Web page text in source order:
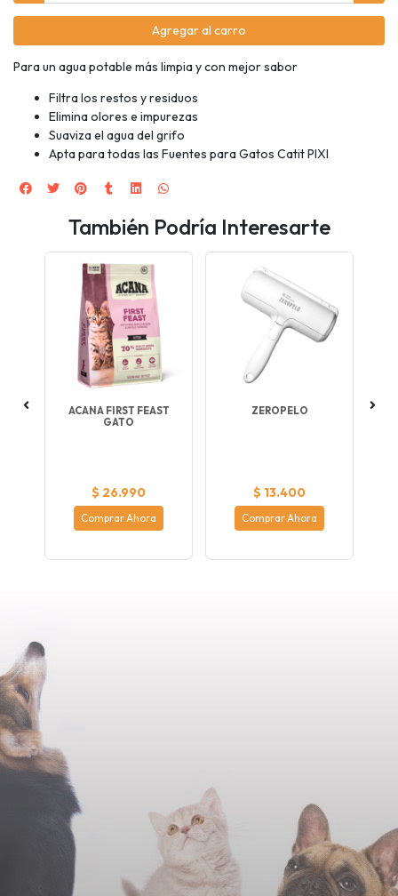
Agregar al carro
Para un agua potable más limpia y con mejor sabor
Filtra los restos y residuos
Elimina olores e impurezas
Suaviza el agua del grifo
Apta para todas las Fuentes para Gatos Catit PIXI
También Podría Interesarte
ACANA FIRST FEAST
GATO
$ 26.990
Comprar Ahora
ZEROPELO
$ 13.400
Comprar Ahora